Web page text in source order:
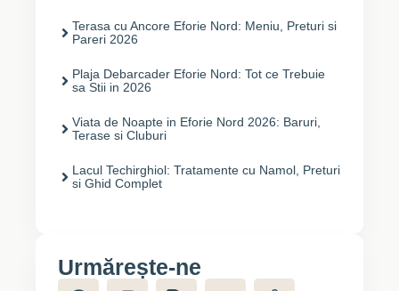
Terasa cu Ancore Eforie Nord: Meniu, Preturi si
Pareri 2026
Plaja Debarcader Eforie Nord: Tot ce Trebuie
sa Stii in 2026
Viata de Noapte in Eforie Nord 2026: Baruri,
Terase si Cluburi
Lacul Techirghiol: Tratamente cu Namol, Preturi
si Ghid Complet
Urmărește-ne